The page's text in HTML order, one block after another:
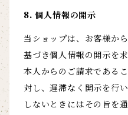
8. 個人情報の開示
当ショップは、お客様か
基づき個人情報の開示を
本人からのご請求である
対し、遅滞なく開示を行
しないときにはその旨を